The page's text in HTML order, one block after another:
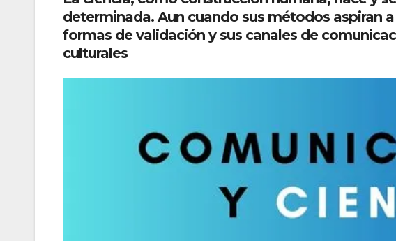
determinada. Aun cuando sus métodos aspiran
formas de validación y sus canales de
culturales